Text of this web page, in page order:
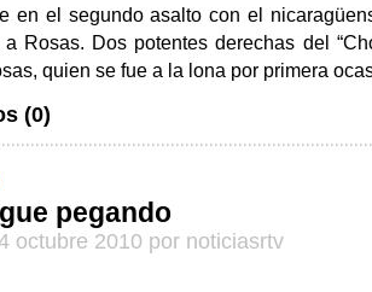
en el segundo asalto con el
Rosas. Dos potentes derechas del
quien se fue a la lona por primera
(0)
pegando
octubre 2010 por noticiasrtv